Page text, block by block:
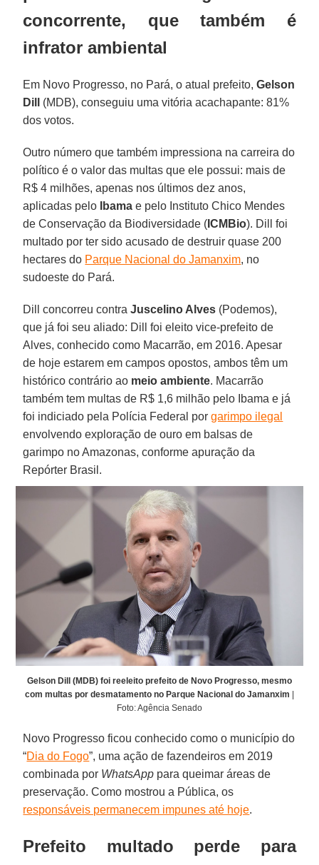
concorrente, que também é
infrator ambiental
Em Novo Progresso, no Pará, o atual prefeito,Gelson
Dill
(MDB), conseguiu uma vitória acachapante: 81%
dos votos.
Outro número que também impressiona na carreira do
político é o valor das multas que ele possui: mais de
R$ 4 milhões, apenas nos últimos dez anos,
aplicadas pelo
Ibama e pelo Instituto Chico Mendes
de Conservação da Biodiversidade ( ICMBio). Dill foi
multado por ter sido acusado de destruir quase 200
hectares do Parque Nacional do Jamanxim, no
sudoeste do Pará.
Dill concorreu contraJuscelino Alves (Podemos),
que já foi seu aliado: Dill foi eleito vice-prefeito de
Alves, conhecido como Macarrão, em 2016. Apesar
de hoje estarem em campos opostos, ambos têm um
histórico contrário ao meio ambiente. Macarrão
também tem multas de R$ 1,6 milhão pelo Ibama e já
foi indiciado pela Polícia Federal porgarimpo ilegal
envolvendo exploração de ouro em balsas de
garimpo no Amazonas, conforme apuração da
Repórter Brasil.
Gelson Dill (MDB) foi reeleito prefeito de Novo Progresso, mesmo
com multas por desmatamento no Parque Nacional do Jamanxim |
Foto: Agência Senado
Novo Progresso ficou conhecido como o município do
“Dia do Fogo”, uma ação de fazendeiros em 2019
combinada por WhatsApp para queimar áreas de
preservação. Como mostrou a Pública, os
responsáveis permanecem impunes até hoje.
Prefeito multado perde para